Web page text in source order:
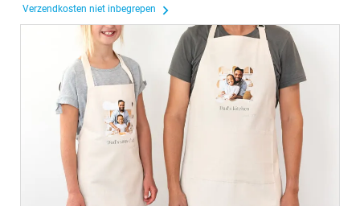
Verzendkosten niet inbegrepen